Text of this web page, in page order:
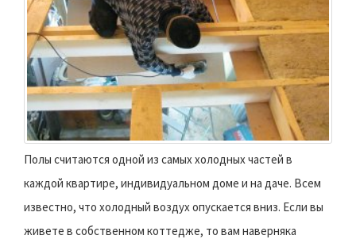
Полы считаются одной из самых холодных частей в
каждой квартире, индивидуальном доме и на даче. Всем
известно, что холодный воздух опускается вниз. Если вы
живете в собственном коттедже, то вам наверняка